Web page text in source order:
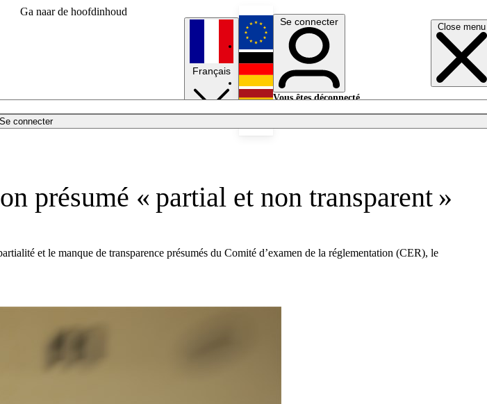
Ga naar de hoofdinhoud
Close menu
Se connecter
Français
English
Deutsch
Se connecter
Vous êtes déconnecté.
présumé « partial et non transparent »
et le manque de transparence présumés du Comité d’examen de la réglementation (CER), le